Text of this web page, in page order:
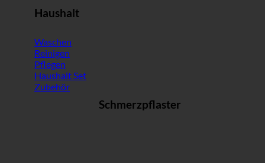
Haushalt
Waschen
Reinigen
Pflegen
Haushalt Set
Zubehör
Schmerzpflaster